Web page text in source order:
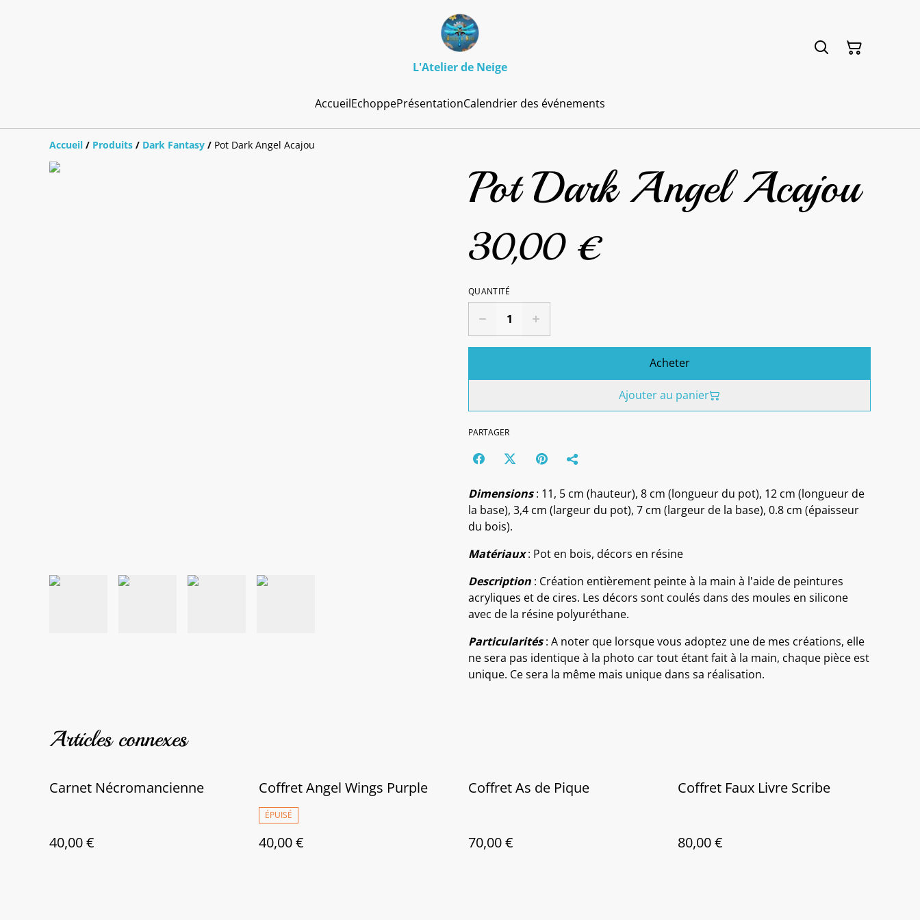
L'Atelier de Neige
AccueilEchoppePrésentationCalendrier des événements
Accueil / Produits / Dark Fantasy / Pot Dark Angel Acajou
Pot Dark Angel Acajou
30,00 €
QUANTITÉ
Acheter
Ajouter au panier
PARTAGER
Dimensions: 11, 5 cm (hauteur), 8 cm (longueur du pot), 12 cm (longueur de
la base), 3,4 cm (largeur du pot), 7 cm (largeur de la base), 0.8 cm (épaisseur
du bois).
Matériaux: Pot en bois, décors en résine
Description : Création entièrement peinte à la main à l'aide de peintures
acryliques et de cires. Les décors sont coulés dans des moules en silicone
avec de la résine polyuréthane.
Particularités: A noter que lorsque vous adoptez une de mes créations, elle
ne sera pas identique à la photo car tout étant fait à la main, chaque pièce est
unique. Ce sera la même mais unique dans sa réalisation.
Articles connexes
Carnet Nécromancienne
40,00 €
Coffret Angel Wings Purple
ÉPUISÉ
40,00 €
Coffret As de Pique
70,00 €
Coffret Faux Livre Scribe
80,00 €